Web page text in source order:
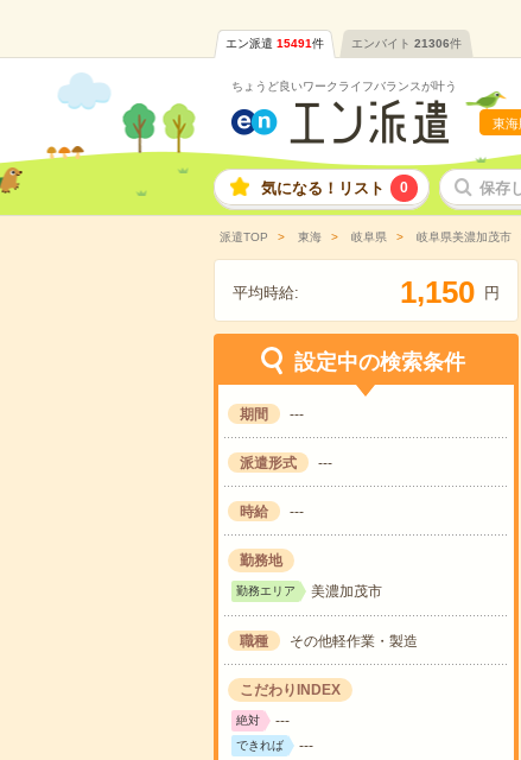
エン派遣 15491件 エンバイト 21306件
ちょうど良いワークライフバランスが叶う
東海
気になる！リスト 0 保存
派遣TOP 東海 岐阜県 岐阜県美濃加茂市
平均時給: 1,150 円
設定中の検索条件
期間 ---
派遣形式 ---
時給 ---
勤務地
勤務エリア 美濃加茂市
職種 その他軽作業・製造
こだわりINDEX
絶対 ---
できれば ---